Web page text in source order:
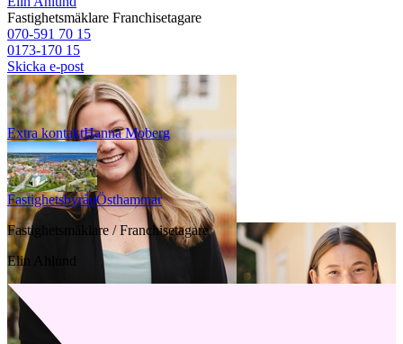
Fastighetsmäklare Franchisetagare
070-591 70 15
0173-170 15
Skicka e-post
Extra kontaktHanna Moberg
FastighetsbyrånÖsthammar
Fastighetsmäklare / Franchisetagare
Elin Ahlund